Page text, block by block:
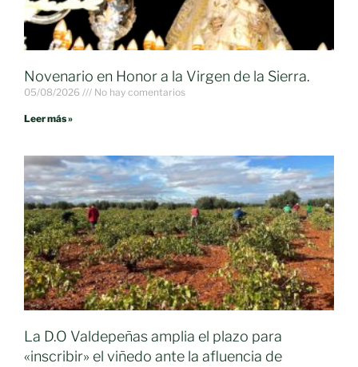
Novenario en Honor a la Virgen de la Sierra.
05/08/2026 No hay comentarios
Leer más »
La D.O Valdepeñas amplia el plazo para
«inscribir» el viñedo ante la afluencia de